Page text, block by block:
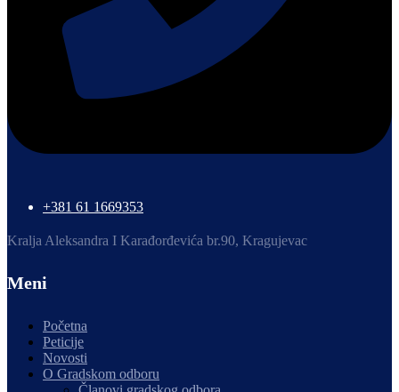
+381 61 1669353
Kralja Aleksandra I Karađorđevića br.90, Kragujevac
Meni
Početna
Peticije
Novosti
O Gradskom odboru